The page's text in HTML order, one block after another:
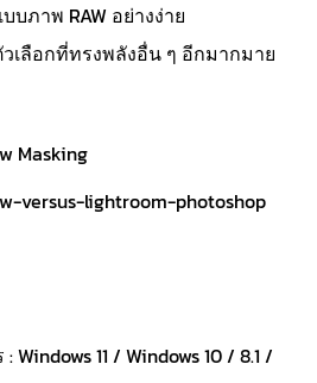
บภาพ RAW อย่างง่าย
ลือกที่ทรงพลังอื่น ๆ อีกมากมาย
11 / Windows 10 / 8.1 /